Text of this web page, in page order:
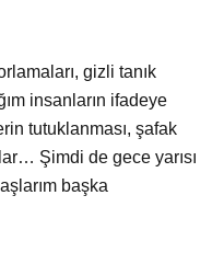
gizli tanık
insanların ifadeye
tutuklanması, şafak
Şimdi de gece yarısı
başka